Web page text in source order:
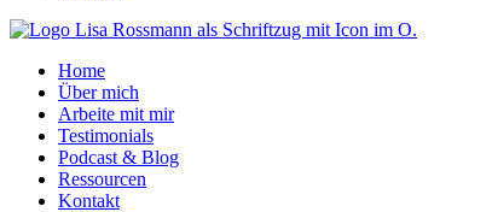
Home
Über mich
Arbeite mit mir
Testimonials
Podcast & Blog
Ressourcen
Kontakt